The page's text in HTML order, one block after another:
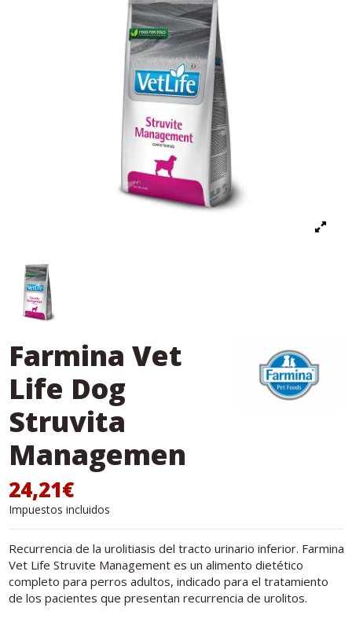
Farmina Vet
Life Dog
Struvita
Managemen
24,21€
Impuestos incluidos
Recurrencia de la urolitiasis del tracto urinario inferior. Farmina
Vet Life Struvite Management es un alimento dietético
completo para perros adultos, indicado para el tratamiento
de los pacientes que presentan recurrencia de urolitos.